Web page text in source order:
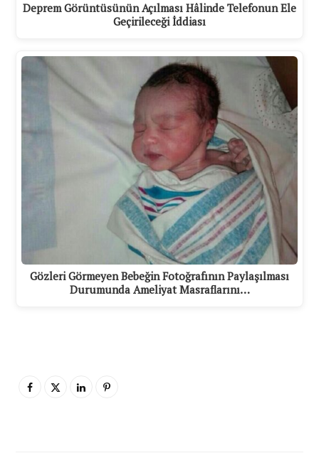
Deprem Görüntüsünün Açılması Hâlinde Telefonun Ele
Geçirileceği İddiası
Gözleri Görmeyen Bebeğin Fotoğrafının Paylaşılması
Durumunda Ameliyat Masraflarını…